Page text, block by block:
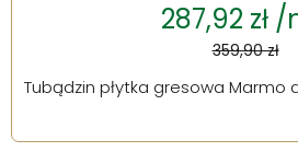
287,92 zł
359,90 zł
Tubądzin płytka gresowa Marmo